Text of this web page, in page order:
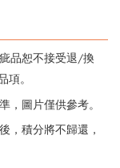
品恕不接受退/換
項。
，圖片僅供參考。
，積分將不歸還，